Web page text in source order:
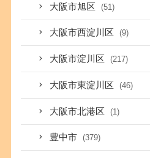
大阪市旭区 (51)
大阪市西淀川区 (9)
大阪市淀川区 (217)
大阪市東淀川区 (46)
大阪市北港区 (1)
豊中市 (379)